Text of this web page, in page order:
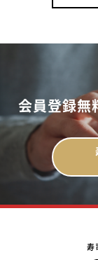
会員登録無
寿